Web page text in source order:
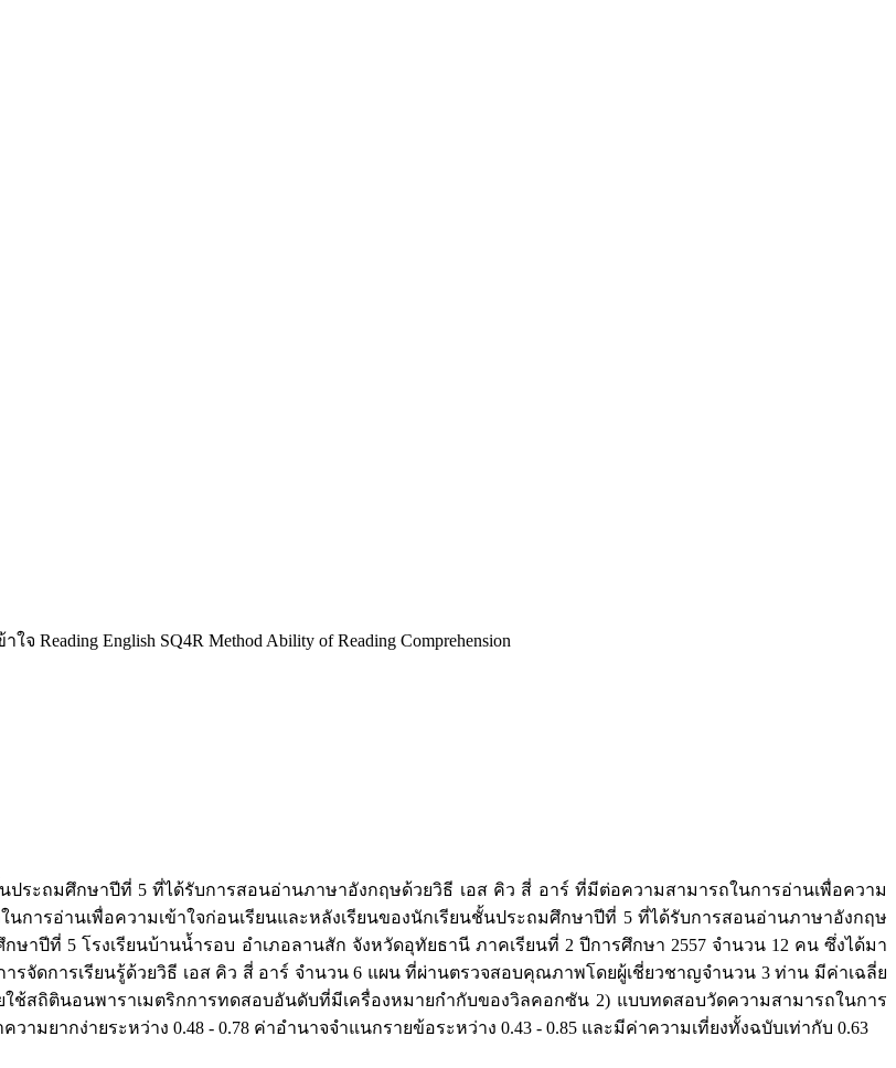
English SQ4R Method Ability of Reading Comprehension
ถมศึกษาปีที่ 5 ที่ได้รับการสอนอ่านภาษาอังกฤษด้วยวิธี เอส คิว สี่ อาร์ ที่มีต่อความสามารถในการอ่านเพื่อความ
นการอ่านเพื่อความเข้าใจก่อนเรียนและหลังเรียนของนักเรียนชั้นประถมศึกษาปีที่ 5 ที่ได้รับการสอนอ่านภาษาอังกฤษ
าปีที่ 5 โรงเรียนบ้านน้ำรอบ อำเภอลานสัก จังหวัดอุทัยธานี ภาคเรียนที่ 2 ปีการศึกษา 2557 จำนวน 12 คน ซึ่งได้มา
ารจัดการเรียนรู้ด้วยวิธี เอส คิว สี่ อาร์ จำนวน 6 แผน ที่ผ่านตรวจสอบคุณภาพโดยผู้เชี่ยวชาญจำนวน 3 ท่าน มีค่าเฉลี่ย
ใช้สถิตินอนพาราเมตริกการทดสอบอันดับที่มีเครื่องหมายกำกับของวิลคอกซัน 2) แบบทดสอบวัดความสามารถในการ
มยากง่ายระหว่าง 0.48 - 0.78 ค่าอำนาจจำแนกรายข้อระหว่าง 0.43 - 0.85 และมีค่าความเที่ยงทั้งฉบับเท่ากับ 0.63